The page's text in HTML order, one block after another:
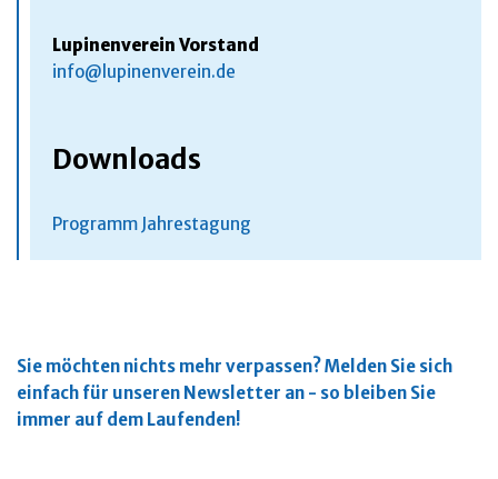
Lupinenverein Vorstand
info@lupinenverein.de
Downloads
Programm Jahrestagung
Sie möchten nichts mehr verpassen?Melden Sie sich
einfach für unseren Newsletter an - so bleiben Sie
immer auf dem Laufenden!